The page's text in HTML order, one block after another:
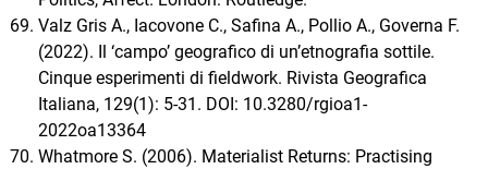
Valz Gris A., Iacovone C., Safina A., Pollio A., Governa F.
(2022). Il ‘campo’ geografico di un’etnografia sottile.
Cinque esperimenti di fieldwork. Rivista Geografica
Italiana, 129(1): 5-31. DOI: 10.3280/rgioa1-
2022oa13364
Whatmore S. (2006). Materialist Returns: Practising